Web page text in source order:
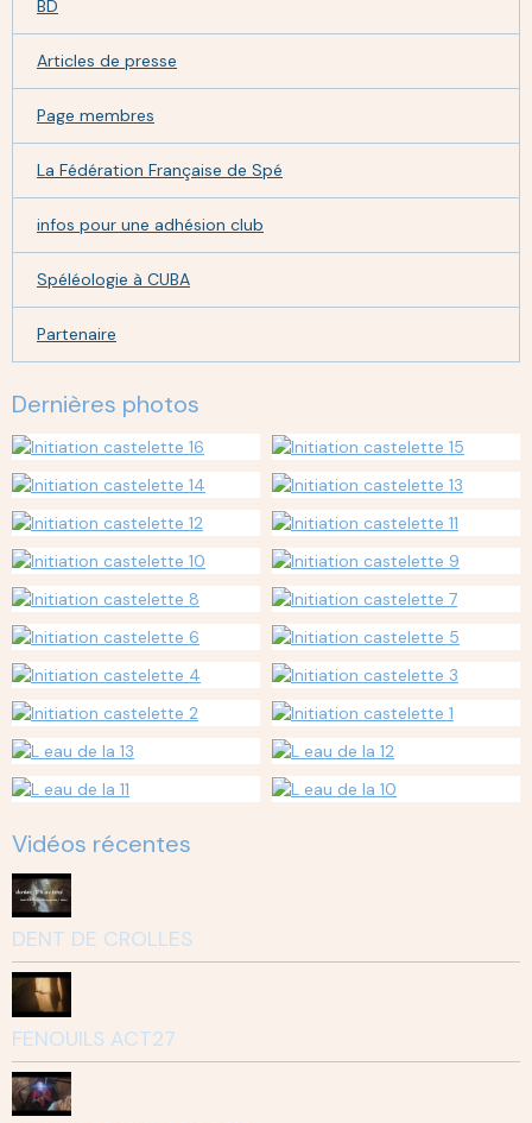
BD
Articles de presse
Page membres
La Fédération Française de Spé
infos pour une adhésion club
Spéléologie à CUBA
Partenaire
Dernières photos
Vidéos récentes
DENT DE CROLLES
FENOUILS ACT27